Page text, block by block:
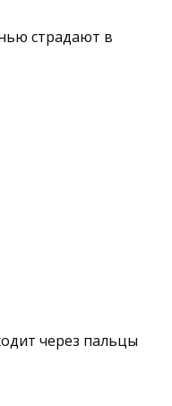
страдают в
через пальцы